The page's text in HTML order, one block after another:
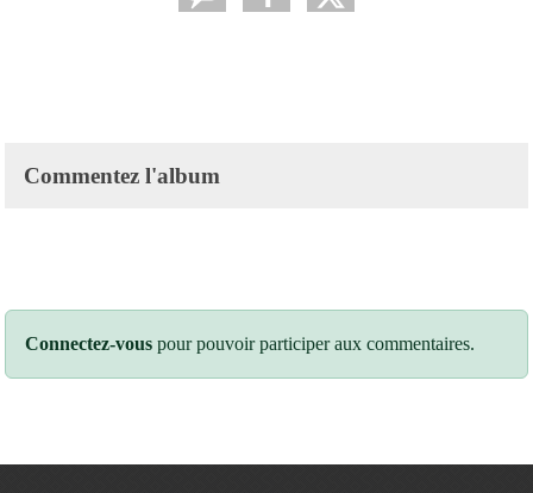
Commentez l'album
Connectez-vous pour pouvoir participer aux commentaires.